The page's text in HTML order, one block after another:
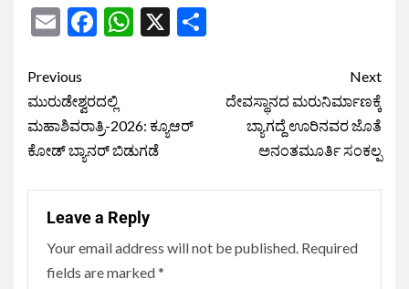
EmailFacebook
WhatsApp
X
Previous
ಮುರುಡೇಶ್ವರದಲ್ಲಿ
ಮಹಾಶಿವರಾತ್ರಿ-2026: ಕ್ಯೂಆರ್
ಕೋಡ್‌ ಬ್ಯಾನರ್ ಬಿಡುಗಡೆ
Next
ದೇವಸ್ಥಾನದ ಮರುನಿರ್ಮಾಣಕ್ಕೆ
ಬ್ಯಾಗದ್ದೆ ಊರಿನವರ ಜೊತೆ
ಅನಂತಮೂರ್ತಿ ಸಂಕಲ್ಪ
Leave a Reply
Your email address will not be published. Required
fields are marked*